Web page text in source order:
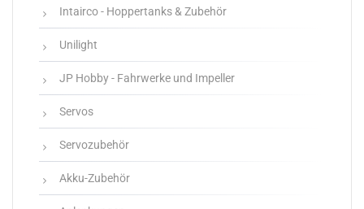
Intairco - Hoppertanks & Zubehör
Unilight
JP Hobby - Fahrwerke und Impeller
Servos
Servozubehör
Akku-Zubehör